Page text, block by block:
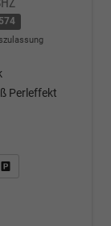
Perleffekt
anfordern
Datei, Fahrzeugexposé